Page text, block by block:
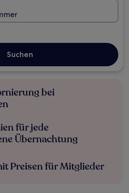
Suchen
bei
für jede
Übernachtung
Preisen für Mitglieder